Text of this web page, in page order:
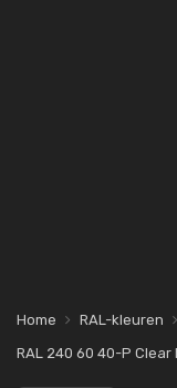
Home RAL-kleuren
RAL 240 60 40-P Clear